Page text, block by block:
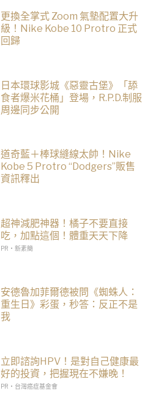
更換全掌式 Zoom 氣墊配置大升
級！Nike Kobe 10 Protro 正式
回歸
日本環球影城《惡靈古堡》「舔
食者爆米花桶」登場，R.P.D.制服
周邊同步公開
道奇藍＋棒球縫線太帥！Nike
Kobe 5 Protro “Dodgers”販售
資訊釋出
超神減肥神器！橘子不要直接
吃，加點這個！體重天天下降
PR・新素簡
安德魯加菲爾德被問《蜘蛛人：
重生日》彩蛋，秒答：反正不是
我
立即諮詢HPV！是對自己健康最
好的投資，把握現在不嫌晚！
PR・台灣癌症基金會